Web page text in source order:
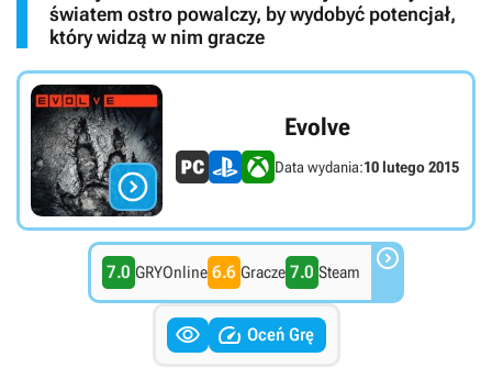
światem ostro powalczy, by wydobyć potencjał,
który widzą w nim gracze

Evolve
Data wydania:10 lutego 2015
7.0 GRYOnline 6.6 Gracze 7.0 Steam 
  Oceń Grę